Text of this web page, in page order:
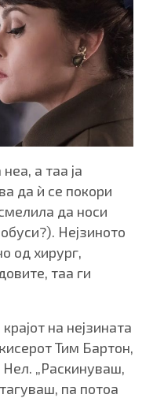
а таа ја
да ѝ се покори
да носи
Нејзиното
од хирург,
таа ги
на нејзината
Тим ​​Бартон,
„Раскинуваш,
па потоа